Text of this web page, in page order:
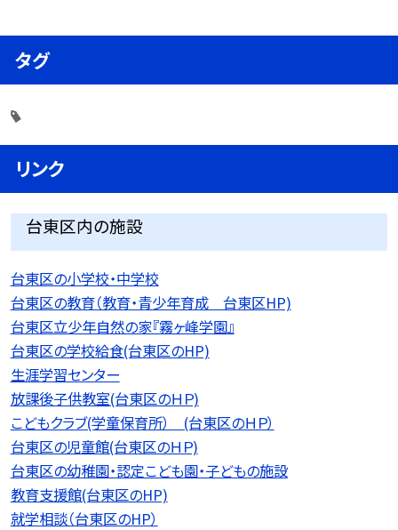
タグ
リンク
台東区内の施設
台東区の小学校・中学校
台東区の教育（教育・青少年育成 台東区HP)
台東区立少年自然の家『霧ヶ峰学園』
台東区の学校給食(台東区のHP)
生涯学習センター
放課後子供教室(台東区のＨＰ)
こどもクラブ(学童保育所） (台東区のＨＰ）
台東区の児童館(台東区のＨＰ)
台東区の幼稚園・認定こども園・子どもの施設
教育支援館(台東区のHP)
就学相談（台東区のHP）